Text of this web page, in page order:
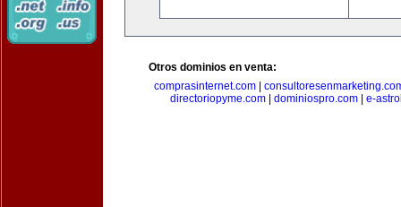
Otros dominios en venta:
comprasinternet.com|
directoriopyme.com| dominiospro.com| e-